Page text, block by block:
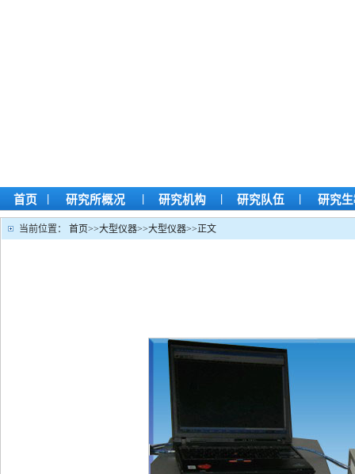
首页 | 研究所概况 | 研究机构 | 研究队伍 | 研究
当前位置： 首页>>大型仪器>>大型仪器>>正文